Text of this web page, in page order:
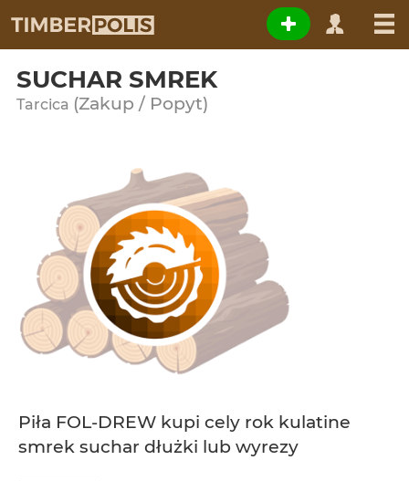
SUCHAR SMREK
Tarcica (Zakup / Popyt)
Piła FOL-DREW kupi cely rok kulatine
smrek suchar dłużki lub wyrezy